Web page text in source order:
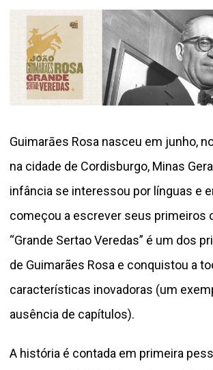
Guimarāes Rosa nasceu em junho,
na cidade de Cordisburgo, Minas
infância se interessou por línguas e
começou a escrever seus primeiros
“Grande Sertao Veredas” é um dos
de Guimarães Rosa e conquistou a
características inovadoras (um
ausência de capítulos).
A história é contada em primeira